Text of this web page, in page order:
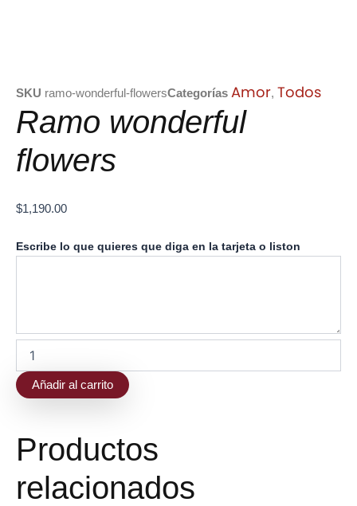
SKU ramo-wonderful-flowersCategorías Amor, Todos
Ramo wonderful
flowers
$1,190.00
Escribe lo que quieres que diga en la tarjeta o liston
Ramo
wonderful
Añadir al carrito
Productos
relacionados